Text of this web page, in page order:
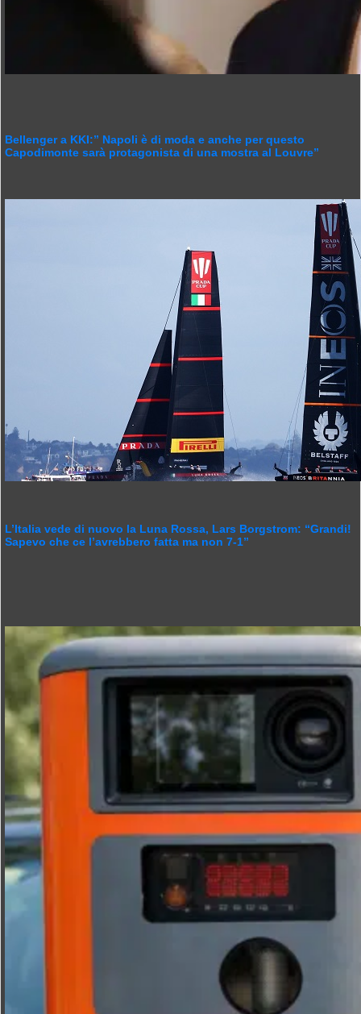
Bellenger a KKI:” Napoli è di moda e anche per questo
Capodimonte sarà protagonista di una mostra al Louvre”
L’Italia vede di nuovo la Luna Rossa, Lars Borgstrom: “Grandi!
Sapevo che ce l’avrebbero fatta ma non 7-1”